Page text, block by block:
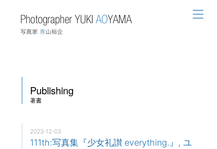
Publishing
著書
2023-12-03
111th:写真集『少女礼讃 everything.』, ユ